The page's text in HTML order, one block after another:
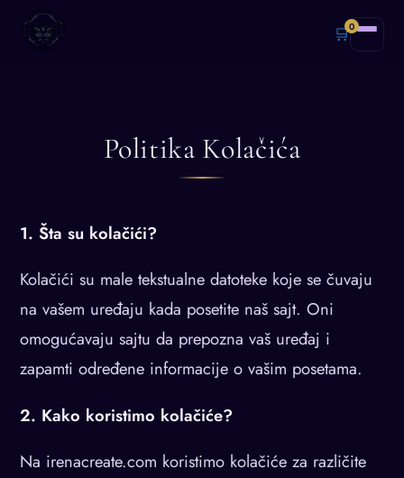
🛒0
Politika Kolačića
1. Šta su kolačići?
Kolačići su male tekstualne datoteke koje se čuvaju
na vašem uređaju kada posetite naš sajt. Oni
omogućavaju sajtu da prepozna vaš uređaj i
zapamti određene informacije o vašim posetama.
2. Kako koristimo kolačiće?
Na irenacreate.com koristimo kolačiće za različite